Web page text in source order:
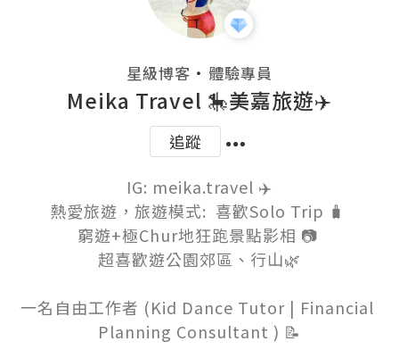
星級博客 ・ 體驗專員
Meika Travel 🎠美嘉旅遊✈️
追蹤
IG: meika.travel ✈️
熱愛旅遊，旅遊模式:  喜歡Solo Trip 🧳
窮遊+極Chur地狂跑景點影相 📷
超喜歡遊公園郊區、行山🌿
一名自由工作者 (Kid Dance Tutor | Financial
Planning Consultant ) 📝